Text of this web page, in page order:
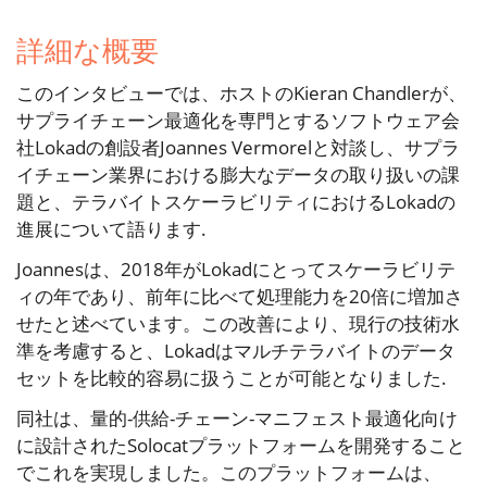
詳細な概要
このインタビューでは、ホストのKieran Chandlerが、
サプライチェーン最適化を専門とするソフトウェア会
社Lokadの創設者Joannes Vermorelと対談し、サプラ
イチェーン業界における膨大なデータの取り扱いの課
題と、テラバイトスケーラビリティにおけるLokadの
進展について語ります.
Joannesは、2018年がLokadにとってスケーラビリテ
ィの年であり、前年に比べて処理能力を20倍に増加さ
せたと述べています。この改善により、現行の技術水
準を考慮すると、Lokadはマルチテラバイトのデータ
セットを比較的容易に扱うことが可能となりました.
同社は、量的-供給-チェーン-マニフェスト最適化向け
に設計されたSolocatプラットフォームを開発すること
でこれを実現しました。このプラットフォームは、